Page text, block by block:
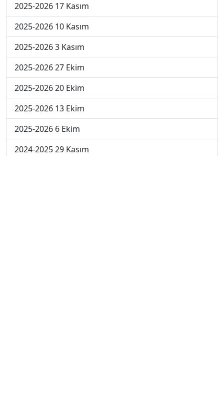
2025-2026 17 Kasım
2025-2026 10 Kasım
2025-2026 3 Kasım
2025-2026 27 Ekim
2025-2026 20 Ekim
2025-2026 13 Ekim
2025-2026 6 Ekim
2024-2025 29 Kasım